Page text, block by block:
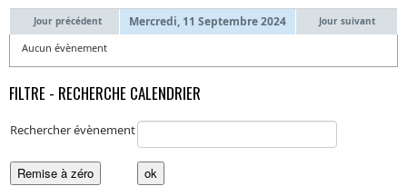
Jour précédent Mercredi, 11 Septembre 2024 Jour suivant
Aucun évènement
FILTRE - RECHERCHE CALENDRIER
Rechercher évènement